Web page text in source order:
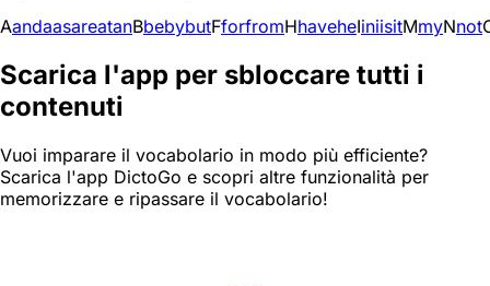
AandaasareatanBbebybutFforfromHhaveheIiniisitMmyNnot
Scarica l'app per sbloccare tutti i
contenuti
Vuoi imparare il vocabolario in modo più efficiente?
Scarica l'app DictoGo e scopri altre funzionalità per
memorizzare e ripassare il vocabolario!